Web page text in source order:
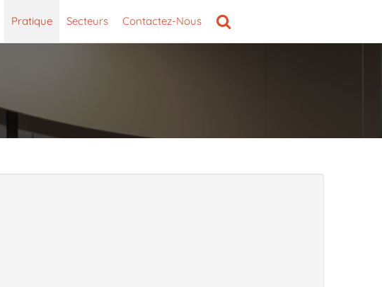
Pratique Secteurs Contactez-Nous